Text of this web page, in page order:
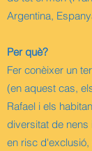
Argentina,
Per què?
Fer conèixer un
(en aquest cas,
Rafael i els
diversitat de nens
en risc